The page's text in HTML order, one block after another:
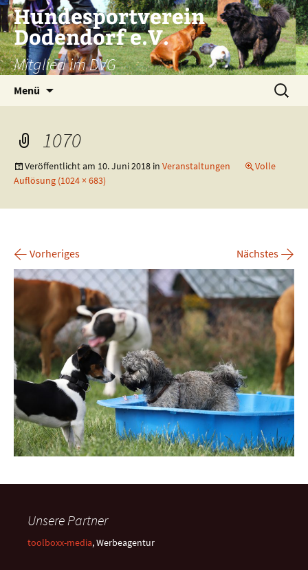
Zum
Inhalt
springen
Hundesportverein
Dodendorf e.V.
Mitglied im DVG
Menü
Suchen
nach:
1070
Veröffentlicht am 10. Juni 2018 in Veranstaltungen
Volle
Auflösung (1024 × 683)
← Vorheriges Nächstes →
Unsere Partner
toolboxx-media, Werbeagentur